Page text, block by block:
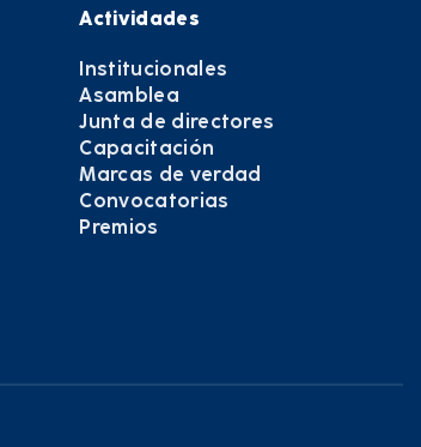
Actividades
Institucionales
Asamblea
Junta de directores
Capacitación
Marcas de verdad
Convocatorias
Premios